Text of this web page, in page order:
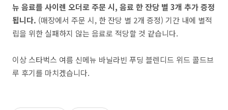
뉴 음료를 사이렌 오더로 주문 시, 음료 한 잔당 별 3개 추가 증정
됩니다. (매장에서 주문 시, 한 잔당 별 2개 증정) 기간 내에 별적
립을 위한 실패하지 않는 음료로 적당할 것 같습니다.
이상 스타벅스 여름 신메뉴 바닐라빈 푸딩 블렌디드 위드 콜드브
루 후기를 마치겠습니다.